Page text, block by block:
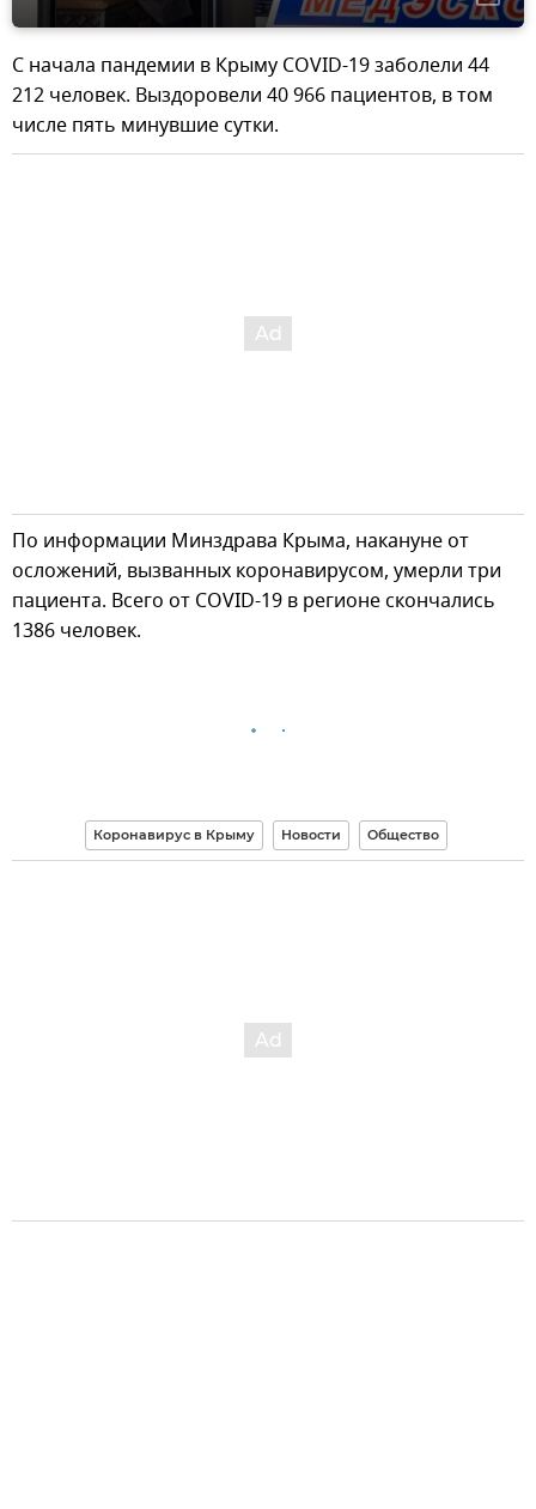
С начала пандемии в Крыму COVID-19 заболели 44
212 человек. Выздоровели 40 966 пациентов, в том
числе пять минувшие сутки.
По информации Минздрава Крыма, накануне от
осложений, вызванных коронавирусом, умерли три
пациента. Всего от COVID-19 в регионе скончались
1386 человек.
Коронавирус в Крыму Новости Общество